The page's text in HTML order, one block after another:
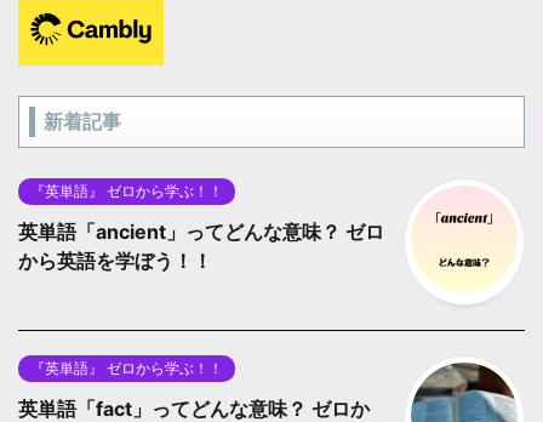
新着記事
『英単語』 ゼロから学ぶ！！
英単語「ancient」ってどんな意味？ ゼロ
から英語を学ぼう！！
『英単語』 ゼロから学ぶ！！
英単語「fact」ってどんな意味？ ゼロか